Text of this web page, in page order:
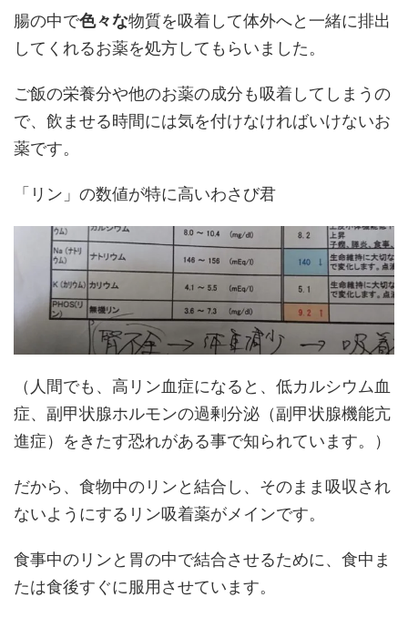
腸の中で色々な物質を吸着して体外へと一緒に排出
してくれるお薬を処方してもらいました。
ご飯の栄養分や他のお薬の成分も吸着してしまうの
で、飲ませる時間には気を付けなければいけないお
薬です。
「リン」の数値が特に高いわさび君
（人間でも、高リン血症になると、低カルシウム血
症、副甲状腺ホルモンの過剰分泌（副甲状腺機能亢
進症）をきたす恐れがある事で知られています。）
だから、食物中のリンと結合し、そのまま吸収され
ないようにするリン吸着薬がメインです。
食事中のリンと胃の中で結合させるために、食中ま
たは食後すぐに服用させています。